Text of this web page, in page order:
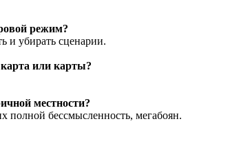
режим?
и убирать сценарии.
или карты?
местности?
полной бессмысленность, мегабоян.